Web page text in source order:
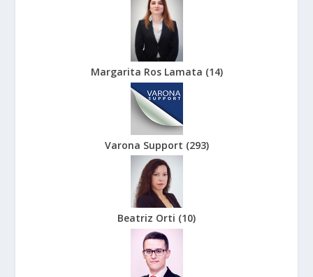
Margarita Ros Lamata (14)
Varona Support (293)
Beatriz Orti (10)